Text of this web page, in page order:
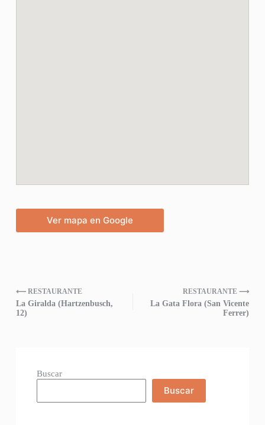
Ver mapa en Google
⟵ RESTAURANTE
La Giralda (Hartzenbusch,
12)
RESTAURANTE ⟶
La Gata Flora (San Vicente
Ferrer)
Buscar
Buscar